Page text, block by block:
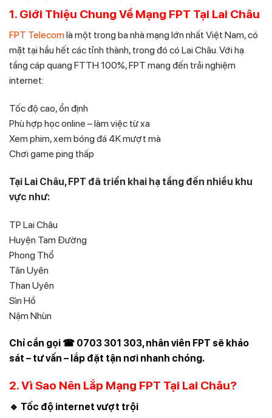
1. Giới Thiệu Chung Về Mạng FPT Tại Lai Châu
FPT Telecomlà một trong ba nhà mạng lớn nhất Việt Nam, có
mặt tại hầu hết các tỉnh thành, trong đó có Lai Châu. Với hạ
tầng cáp quang FTTH 100%, FPT mang đến trải nghiệm
internet:
Tốc độ cao, ổn định
Phù hợp học online – làm việc từ xa
Xem phim, xem bóng đá 4K mượt mà
Chơi game ping thấp
Tại Lai Châu, FPT đã triển khai hạ tầng đến nhiều khu
vực như:
TP Lai Châu
Huyện Tam Đường
Phong Thổ
Tân Uyên
Than Uyên
Sìn Hồ
Nậm Nhùn
Chỉ cần gọi ☎ 0703 301 303, nhân viên FPT sẽ khảo
sát – tư vấn – lắp đặt tận nơi nhanh chóng.
2. Vì Sao Nên Lắp Mạng FPT Tại Lai Châu?
🔹 Tốc độ internet vượt trội